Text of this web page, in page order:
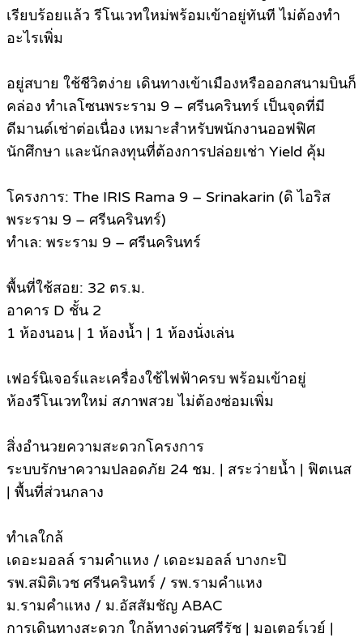
เรียบร้อยแล้ว รีโนเวทใหม่พร้อมเข้าอยู่ทันที ไม่ต้องทำ
อะไรเพิ่ม
อยู่สบาย ใช้ชีวิตง่าย เดินทางเข้าเมืองหรือออกสนามบินก็
คล่อง ทำเลโซนพระราม 9 – ศรีนครินทร์ เป็นจุดที่มี
ดีมานด์เช่าต่อเนื่อง เหมาะสำหรับพนักงานออฟฟิศ
นักศึกษา และนักลงทุนที่ต้องการปล่อยเช่า Yield คุ้ม
โครงการ: The IRIS Rama 9 – Srinakarin (ดิ ไอริส
พระราม 9 – ศรีนครินทร์)
ทำเล: พระราม 9 – ศรีนครินทร์
พื้นที่ใช้สอย: 32 ตร.ม.
อาคาร D ชั้น 2
1 ห้องนอน | 1 ห้องน้ำ | 1 ห้องนั่งเล่น
เฟอร์นิเจอร์และเครื่องใช้ไฟฟ้าครบ พร้อมเข้าอยู่
ห้องรีโนเวทใหม่ สภาพสวย ไม่ต้องซ่อมเพิ่ม
สิ่งอำนวยความสะดวกโครงการ
ระบบรักษาความปลอดภัย 24 ชม. | สระว่ายน้ำ | ฟิตเนส
| พื้นที่ส่วนกลาง
ทำเลใกล้
เดอะมอลล์ รามคำแหง / เดอะมอลล์ บางกะปิ
รพ.สมิติเวช ศรีนครินทร์ / รพ.รามคำแหง
ม.รามคำแหง / ม.อัสสัมชัญ ABAC
การเดินทางสะดวก ใกล้ทางด่วนศรีรัช | มอเตอร์เวย์ |